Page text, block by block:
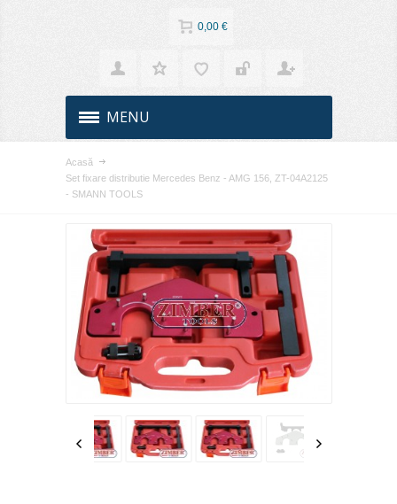
0,00 €
MENU
Acasă
Set fixare distributie Mercedes Benz - AMG 156, ZT-04A2125
- SMANN TOOLS